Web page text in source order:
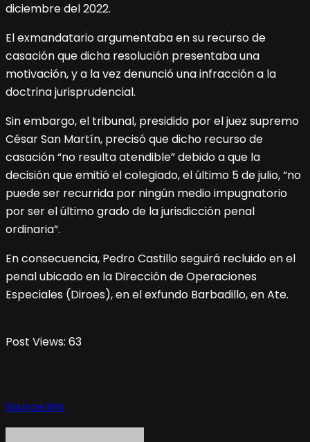
diciembre del 2022.
El exmandatario argumentaba en su recurso de
casación que dicha resolución presentaba una
motivación, y a la vez denunció una infracción a la
doctrina jurisprudencial.
Sin embargo, el tribunal, presidido por el juez supremo
César San Martín, precisó que dicho recurso de
casación “no resulta atendible” debido a que la
decisión que emitió el colegiado, el último 5 de julio, “no
puede ser recurrida por ningún medio impugnatorio
por ser el último grado de la jurisdicción penal
ordinaria”.
En consecuencia, Pedro Castillo seguirá recluido en el
penal ubicado en la Dirección de Operaciones
Especiales (Diroes), en el exfundo Barbadillo, en Ate.
Post Views: 63
Source link